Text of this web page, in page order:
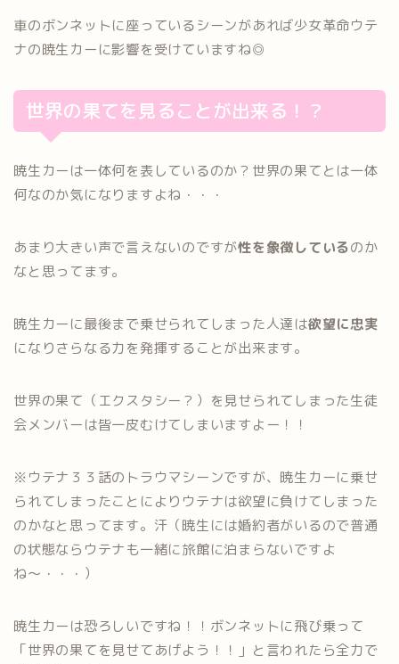
車のボンネットに座っているシーンがあれば少女革命ウテ
ナの暁生カーに影響を受けていますね◎
世界の果てを見ることが出来る！？
暁生カーは一体何を表しているのか？世界の果てとは一体
何なのか気になりますよね・・・
あまり大きい声で言えないのですが性を象徴しているのか
なと思ってます。
暁生カーに最後まで乗せられてしまった人達は欲望に忠実
になりさらなる力を発揮することが出来ます。
世界の果て（エクスタシー？）を見せられてしまった生徒
会メンバーは皆一皮むけてしまいますよー！！
※ウテナ３３話のトラウマシーンですが、暁生カーに乗せ
られてしまったことによりウテナは欲望に負けてしまった
のかなと思ってます。汗（暁生には婚約者がいるので普通
の状態ならウテナも一緒に旅館に泊まらないですよ
ね〜・・・）
暁生カーは恐ろしいですね！！ボンネットに飛び乗って
「世界の果てを見せてあげよう！！」と言われたら全力で